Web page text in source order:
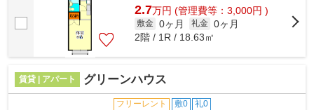
2.7万円 (管理費等：3,000円 )
敷金 0ヶ月 礼金 0ヶ月
2階 / 1R / 18.63㎡
賃貸 | アパート グリーンハウス
フリーレント 敷0 礼0